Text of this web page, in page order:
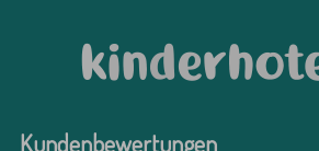
Kundenbewertungen